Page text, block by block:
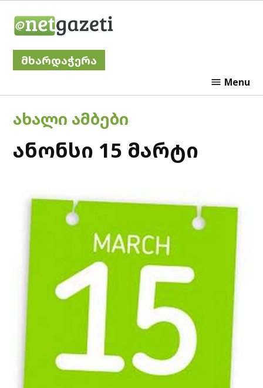
მხარდაჭერა
Menu
POSTED
IN
ᲐᲮᲐᲚᲘ ᲐᲛᲑᲔᲑᲘ
ანონსი 15 მარტი